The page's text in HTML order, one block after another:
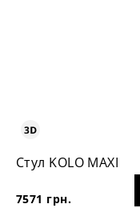
Стул KOLO MAXI
7571 грн.